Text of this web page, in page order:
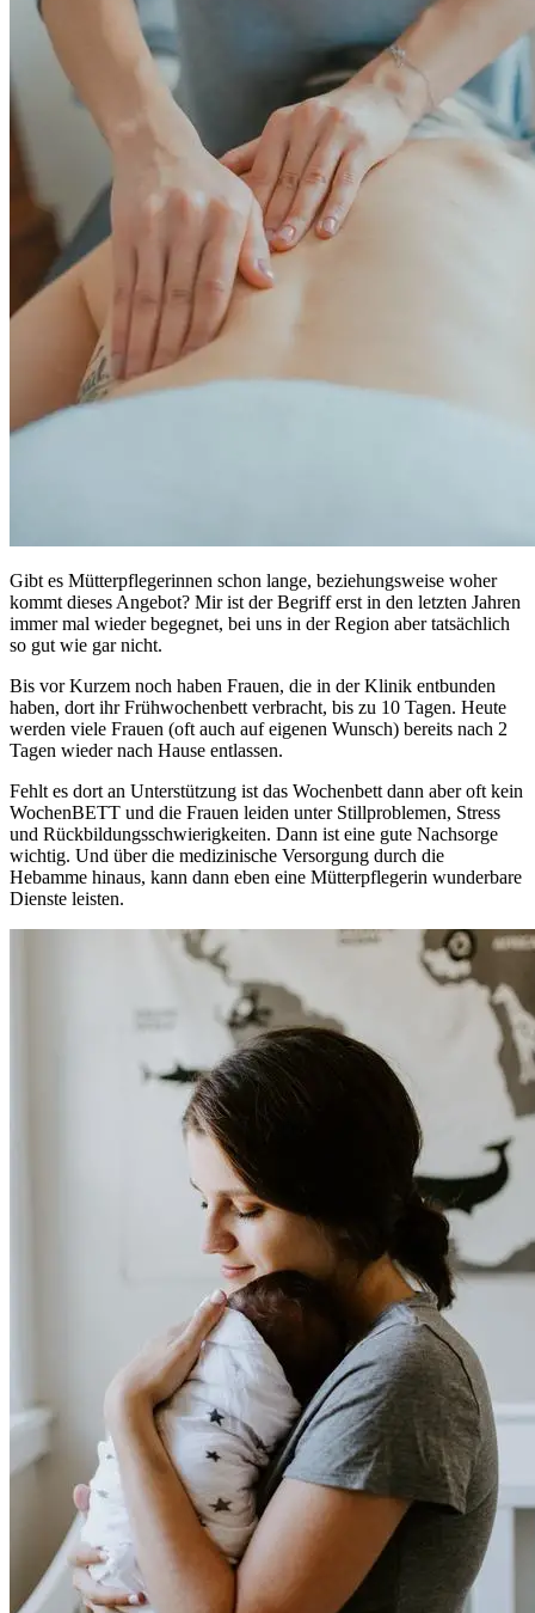
Gibt es Mütterpflegerinnen schon lange, beziehungsweise woher
kommt dieses Angebot? Mir ist der Begriff erst in den letzten Jahren
immer mal wieder begegnet, bei uns in der Region aber tatsächlich
so gut wie gar nicht.
Bis vor Kurzem noch haben Frauen, die in der Klinik entbunden
haben, dort ihr Frühwochenbett verbracht, bis zu 10 Tagen. Heute
werden viele Frauen (oft auch auf eigenen Wunsch) bereits nach 2
Tagen wieder nach Hause entlassen.
Fehlt es dort an Unterstützung ist das Wochenbett dann aber oft kein
WochenBETT und die Frauen leiden unter Stillproblemen, Stress
und Rückbildungsschwierigkeiten. Dann ist eine gute Nachsorge
wichtig. Und über die medizinische Versorgung durch die
Hebamme hinaus, kann dann eben eine Mütterpflegerin wunderbare
Dienste leisten.